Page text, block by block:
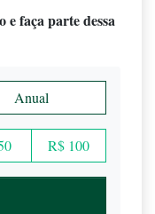
e faça parte dessa
Anual
R$ 100